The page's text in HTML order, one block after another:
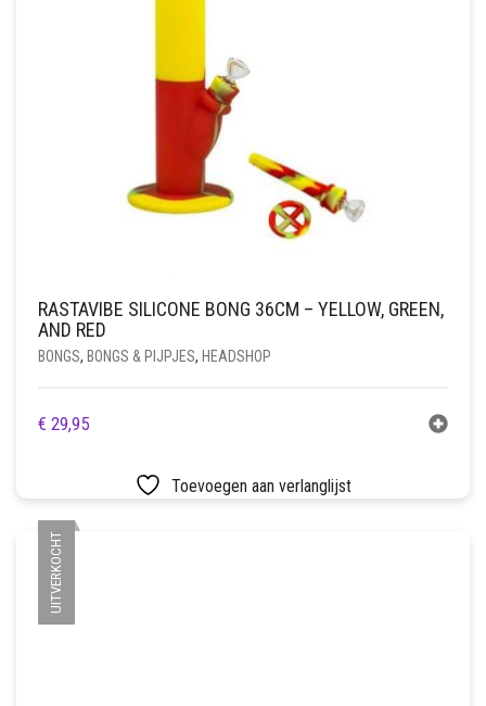
RASTAVIBE SILICONE BONG 36CM – YELLOW, GREEN,
AND RED
BONGS, BONGS & PIJPJES, HEADSHOP
€ 29,95
Toevoegen aan verlanglijst
UITVERKOCHT